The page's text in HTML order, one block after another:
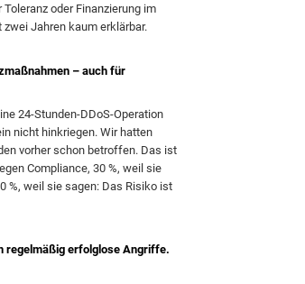
oder Finanzierung im
Jahren kaum erklärbar.
– auch für
24-Stunden-DDoS-Operation
nicht hinkriegen. Wir hatten
vorher schon betroffen. Das ist
Compliance, 30 %, weil sie
%, weil sie sagen: Das Risiko ist
regelmäßig erfolglose Angriffe.